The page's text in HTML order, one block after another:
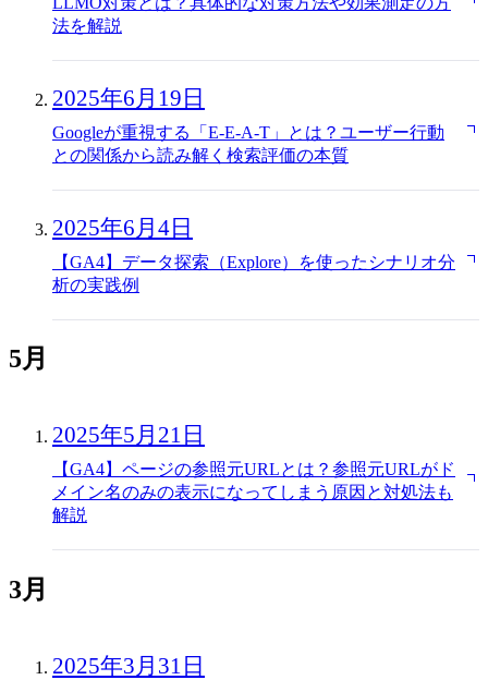
法を解説
2025年6月19日
Googleが重視する「E-E-A-T」とは？ユーザー行動
との関係から読み解く検索評価の本質
2025年6月4日
【GA4】データ探索（Explore）を使ったシナリオ分
析の実践例
5月
2025年5月21日
【GA4】ページの参照元URLとは？参照元URLがド
メイン名のみの表示になってしまう原因と対処法も
解説
3月
2025年3月31日